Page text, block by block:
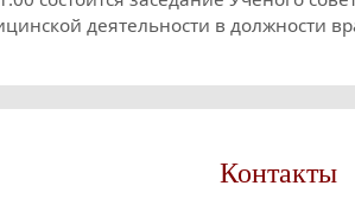
деятельности в должности
Контакты